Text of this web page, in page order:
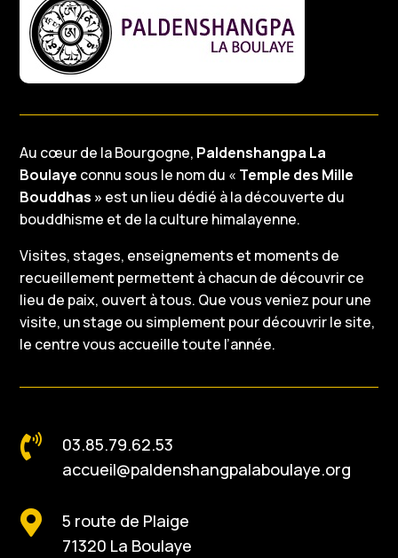
Au cœur de la Bourgogne, Paldenshangpa La
Boulaye connu sous le nom du « Temple des Mille
Bouddhas » est un lieu dédié à la découverte du
bouddhisme et de la culture himalayenne.
Visites, stages, enseignements et moments de
recueillement permettent à chacun de découvrir ce
lieu de paix, ouvert à tous. Que vous veniez pour une
visite, un stage ou simplement pour découvrir le site,
le centre vous accueille toute l’année.

03.85.79.62.53
accueil@paldenshangpalaboulaye.org

5 route de Plaige
71320 La Boulaye